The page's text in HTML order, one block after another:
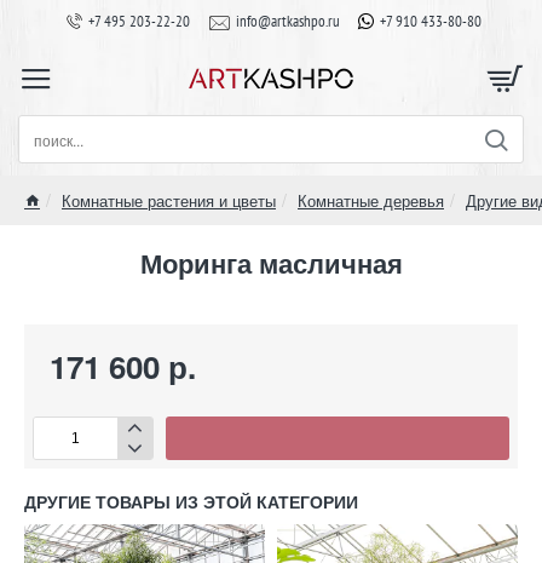
+7 495 203-22-20 info@artkashpo.ru +7 910 433-80-80
поиск...
Комнатные растения и цветы Комнатные деревья Другие
Моринга масличная
171 600 р.
ДРУГИЕ ТОВАРЫ ИЗ ЭТОЙ КАТЕГОРИИ